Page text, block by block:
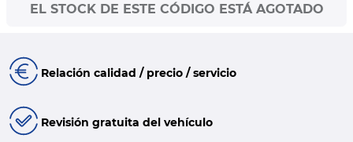
EL STOCK DE ESTE CÓDIGO ESTÁ AGOTADO
Relación calidad / precio / servicio
Revisión gratuita del vehículo